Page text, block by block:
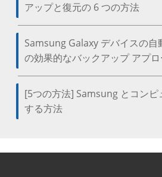
アップと復元の 6 つの方法
Samsung Galaxy デバイスの
の効果的なバックアップ アプ
[5つの方法] Samsung とコンピ
する方法